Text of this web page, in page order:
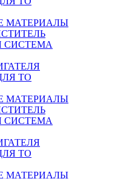
МАТЕРИАЛЫ
СИСТЕМА
ТО
МАТЕРИАЛЫ
СИСТЕМА
ТО
МАТЕРИАЛЫ